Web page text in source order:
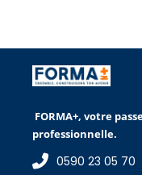
FORMA+, votre
professionnelle.
0590 23 05 70